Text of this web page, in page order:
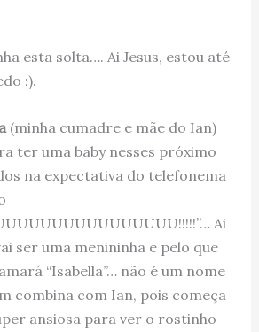
esta solta…. Ai Jesus, estou até
:).
(minha cumadre e mãe do Ian)
ter uma baby nesses próximo
na expectativa do telefonema
Ai
ser uma menininha e pelo que
“Isabella”… não é um nome
combina com Ian, pois começa
ansiosa para ver o rostinho